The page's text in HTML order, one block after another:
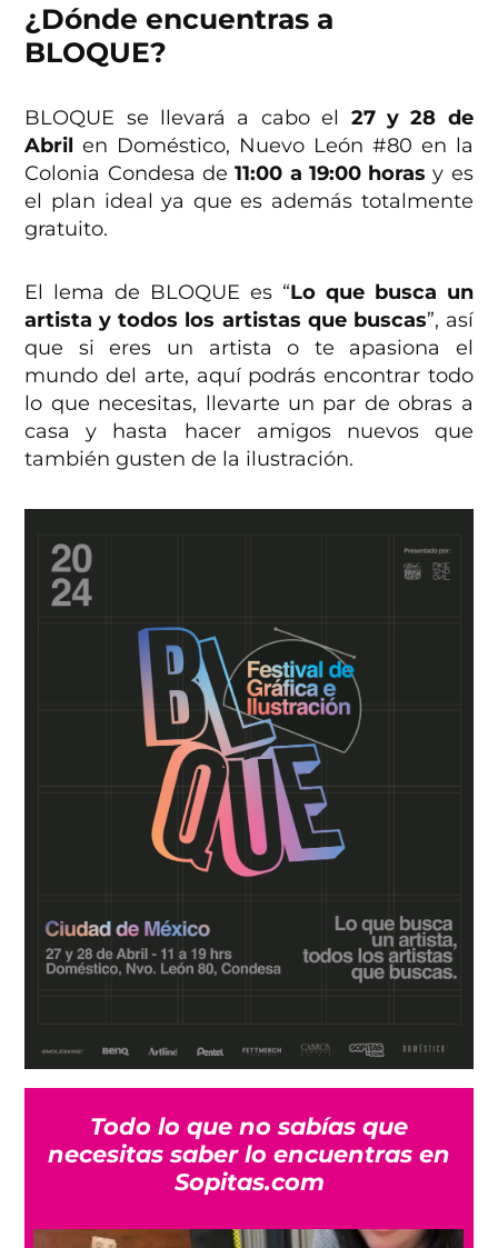
¿Dónde encuentras a
BLOQUE?
BLOQUE se llevará a cabo el 27 y 28 de
Abrilen Doméstico, Nuevo León #80 en la
Colonia Condesa de11:00 a 19:00 horas y es
el plan ideal ya que es además totalmente
gratuito.
El lema de BLOQUE es “Lo que busca un
artista y todos los artistas que buscas”, así
que si eres un artista o te apasiona el
mundo del arte, aquí podrás encontrar todo
lo que necesitas, llevarte un par de obras a
casa y hasta hacer amigos nuevos que
también gusten de la ilustración.
Todo lo que no sabías que
necesitas saber lo encuentras en
Sopitas.com